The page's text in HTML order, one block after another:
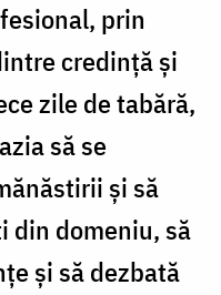
prin
credință și
zile de tabără,
să se
și să
din domeniu, să
și să dezbată